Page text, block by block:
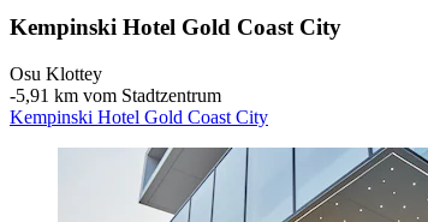
Kempinski Hotel Gold Coast City
Osu Klottey
‐5,91 km vom Stadtzentrum
Kempinski Hotel Gold Coast City